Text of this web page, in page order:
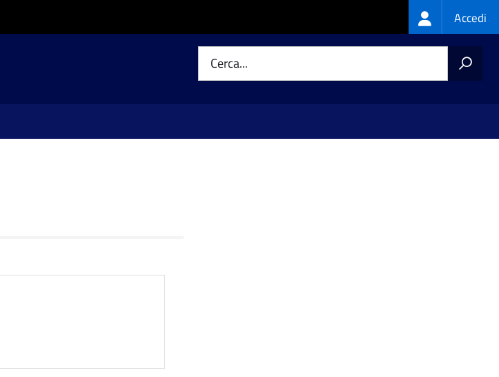
Login
menu
Accedi
Cerca...